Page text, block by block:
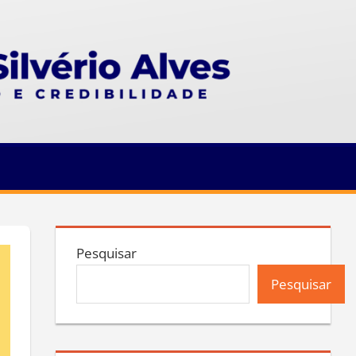
Pesquisar
Pesquisar